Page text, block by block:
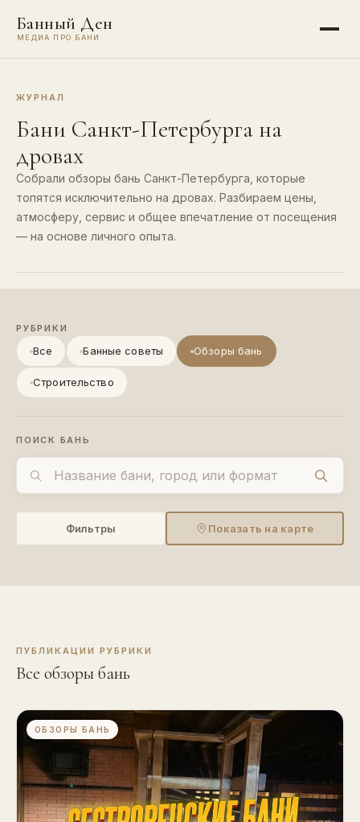
Банный Ден
МЕДИА ПРО БАНИ
ЖУРНАЛ
Бани Санкт-Петербурга на
дровах
Собрали обзоры бань Санкт-Петербурга, которые
топятся исключительно на дровах. Разбираем цены,
атмосферу, сервис и общее впечатление от посещения
— на основе личного опыта.
РУБРИКИ
Все Банные советы Обзоры бань
Строительство
ПОИСК БАНЬ
Фильтры Показать на карте
ПУБЛИКАЦИИ РУБРИКИ
Все обзоры бань
ОБЗОРЫ БАНЬ